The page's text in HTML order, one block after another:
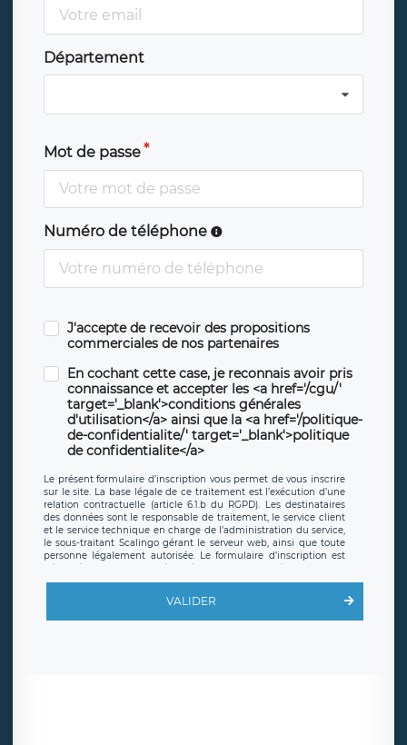
Département
Mot de passe
Numéro de téléphone
J'accepte de recevoir des propositions
commerciales de nos partenaires
En cochant cette case, je reconnais avoir pris
connaissance et accepter les <a href='/cgu/'
target='_blank'>conditions générales
d'utilisation</a> ainsi que la <a href='/politique-
de-confidentialite/' target='_blank'>politique
de confidentialite</a>
Le présent formulaire d’inscription vous permet de vous inscrire
sur le site. La base légale de ce traitement est l’exécution d’une
relation contractuelle (article 6.1.b du RGPD). Les destinataires
des données sont le responsable de traitement, le service client
et le service technique en charge de l’administration du service,
le sous-traitant Scalingo gérant le serveur web, ainsi que toute
personne légalement autorisée. Le formulaire d’inscription est
hébergé sur un serveur hébergé par Scalingo, basé en France et
offrant desclauses de protection conformes au RGPD. Les
en sollicite la suppression, étant entendu que vous pouvez
demander la suppression de vos données et retirer votre
VALIDER